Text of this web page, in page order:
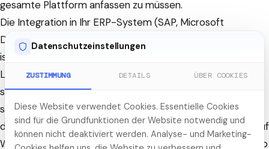
gesamte Plattform anfassen zu müssen.
Die Integration in Ihr ERP-System (SAP, Microsoft
Dynamics, proAlpha oder branchenspezifische Lösungen)
ist dabei das Herzstück. Bestellungen, Rechnungen,
Liefertermine, Preise und Konditionen werden in Echtzeit
synchronisiert. Rollenbasierte Zugriffssteuerung stellt
sicher, dass der Einkäufer andere Informationen sieht als
der Controller oder die Geschäftsführung beim Kunden. Auf
Wunsch implementieren wir das Portal als Progressive Web
Datenschutzeinstellungen
ZUSTIMMUNG DETAILS ÜBER COOKIES
Diese Website verwendet Cookies. Essentielle Cookies
sind für die Grundfunktionen der Website notwendig und
können nicht deaktiviert werden. Analyse- und Marketing-